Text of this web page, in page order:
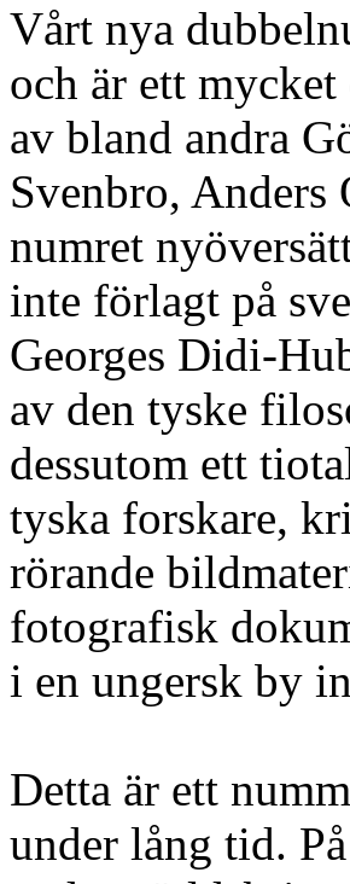
Vårt nya
och är ett
av bland andra
Svenbro,
numret
inte förlagt på
Georges Didi-
av den tyske
dessutom ett
tyska forskare,
rörande
fotografisk
i en ungersk by
Detta är ett
under lång tid.